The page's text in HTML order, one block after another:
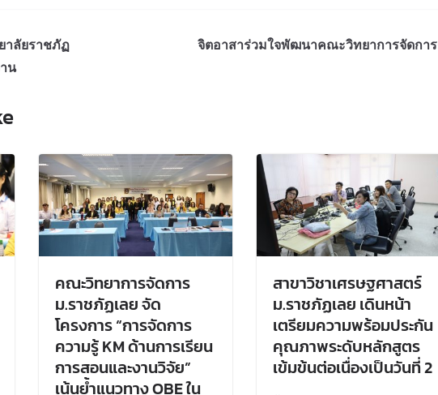
าลัยราชภัฏ
น
จิตอาสาร่วมใจพัฒนาคณะวิทยาการจัดการ
คณะวิทยาการจัดการ
ม.ราชภัฏเลย จัด
โครงการ “การจัดการ
ความรู้ KM ด้านการเรียน
การสอนและงานวิจัย”
เน้นย้ำแนวทาง OBE ใน
สาขาวิชาเศรษฐศาสตร์
ม.ราชภัฏเลย เดินหน้า
เตรียมความพร้อมประกัน
คุณภาพระดับหลักสูตร
เข้มข้นต่อเนื่องเป็นวันที่ 2